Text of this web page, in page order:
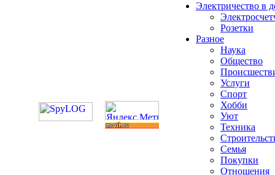
Электричество в
Розетки
Разное
Наука
Общество
Услуги
Спорт
Хобби
Уют
Техника
Семья
Покупки
Отношения